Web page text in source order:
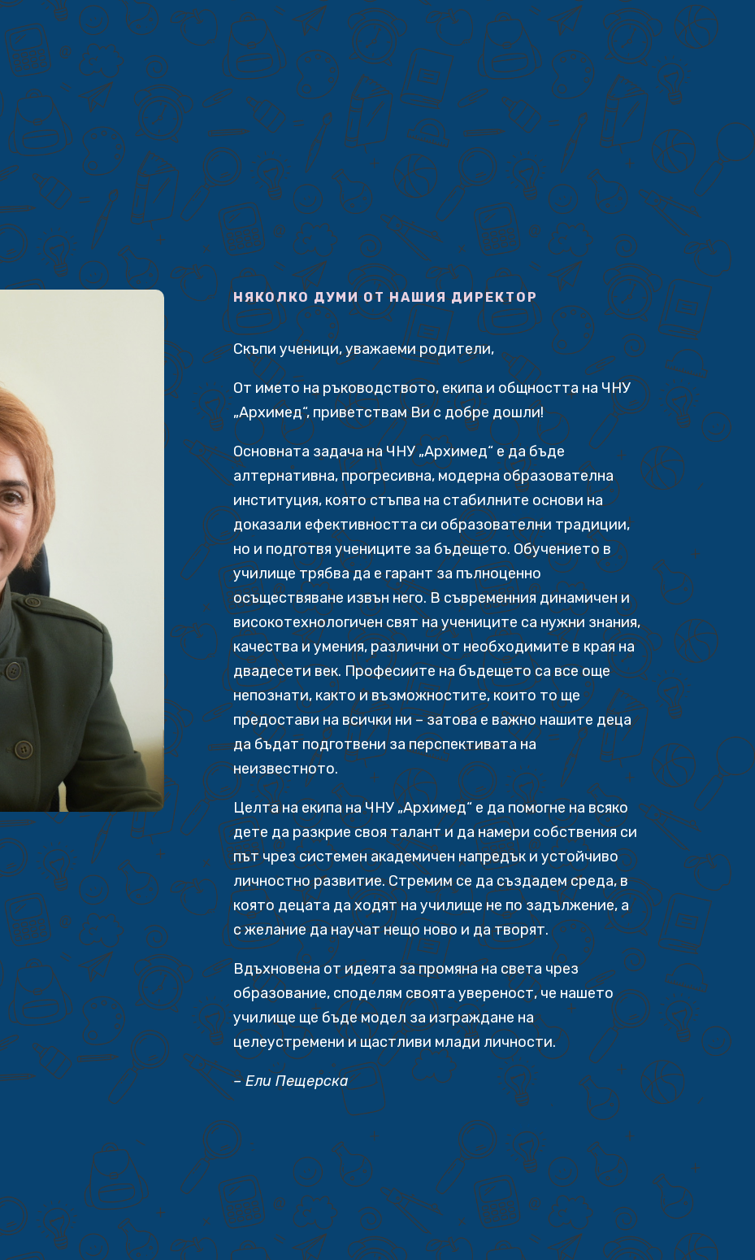
НЯКОЛКО ДУМИ ОТ НАШИЯ ДИРЕКТОР
Скъпи ученици, уважаеми родители,
От името на ръководството, екипа и общността на ЧНУ
„Архимед“, приветствам Ви с добре дошли!
Основната задача на ЧНУ „Архимед“ е да бъде
алтернативна, прогресивна, модерна образователна
институция, която стъпва на стабилните основи на
доказали ефективността си образователни традиции,
но и подготвя учениците за бъдещето. Обучението в
училище трябва да е гарант за пълноценно
осъществяване извън него. В съвременния динамичен и
високотехнологичен свят на учениците са нужни знания,
качества и умения, различни от необходимите в края на
двадесети век. Професиите на бъдещето са все още
непознати, както и възможностите, които то ще
предостави на всички ни – затова е важно нашите деца
да бъдат подготвени за перспективата на
неизвестното.
Целта на екипа на ЧНУ „Архимед“ е да помогне на всяко
дете да разкрие своя талант и да намери собствения си
път чрез системен академичен напредък и устойчиво
личностно развитие. Стремим се да създадем среда, в
която децата да ходят на училище не по задължение, а
с желание да научат нещо ново и да творят.
Вдъхновена от идеята за промяна на света чрез
образование, споделям своята увереност, че нашето
училище ще бъде модел за изграждане на
целеустремени и щастливи млади личности.
– Ели Пещерска